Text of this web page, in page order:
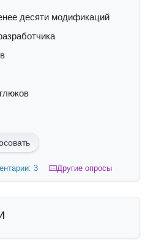
десяти модификаций
3 Другие опросы